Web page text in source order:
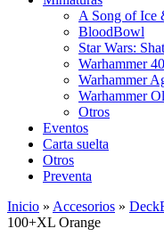
A Song of Ice
BloodBowl
Star Wars:
Warhammer
Warhammer
Warhammer
Otros
Eventos
Carta suelta
Otros
Preventa
Inicio » Accesorios »
100+XL Orange